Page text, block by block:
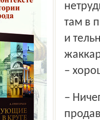
там в
и
–
– Ничего подолгу на прилавках не лежит, – объясняет